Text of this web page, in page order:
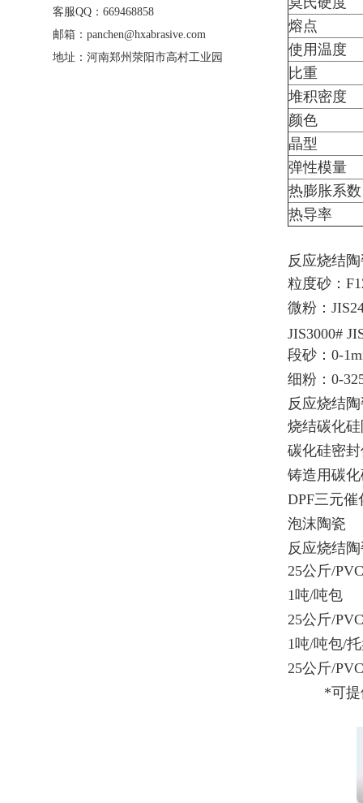
客服QQ：669468858
邮箱：panchen@hxabrasive.com
地址：河南郑州荥阳市高村工业园
熔点
使用温度
比重
堆积密度
颜色
晶型
弹性模量
热膨胀系数
热导率
反应烧结
粒度砂：
微粉：
JIS3000#
段砂：0-
细粉：0-
反应烧结
烧结碳化
碳化硅密
铸造用碳
DPF三元
泡沫陶瓷
反应烧结
25公斤/
1吨/吨包
25公斤/
1吨/吨包/
25公斤/
*可